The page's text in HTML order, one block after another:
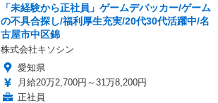
「未経験から正社員」ゲームデバッカー/ゲーム
の不具合探し/福利厚生充実/20代30代活躍中/名
古屋市中区錦
株式会社キソシン
愛知県
月給20万2,700円～31万8,200円
正社員